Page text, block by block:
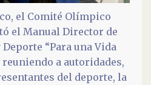
el Comité Olímpico
el Manual Director de
“Para una Vida
reuniendo a autoridades,
del deporte, la